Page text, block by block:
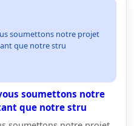
soumettons notre projet
que notre stru
soumettons notre
que notre stru